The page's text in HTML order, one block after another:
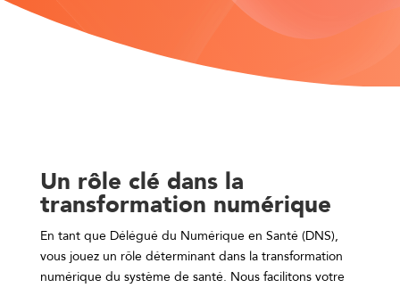
Un rôle clé dans la
transformation numérique
En tant que Délégué du Numérique en Santé (DNS),
vous jouez un rôle déterminant dans la transformation
numérique du système de santé. Nous facilitons votre